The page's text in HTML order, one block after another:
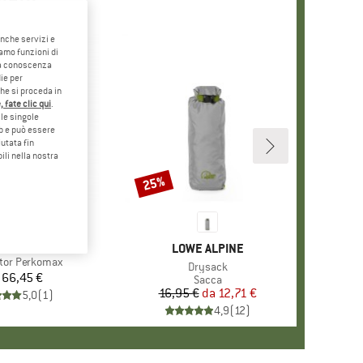
Perkomax
Prezzo
66,45 €
5,0(1)
MARCHIO
LOWE ALPINE
Articolo
Drysack
Gruppo di prodotti
Sacca
Prezzo
16,95 € Prezzo ridotto
da 12,71 €
4,9(12)
Sconto
25%
servizi e
funzioni di
conoscenza
per
si proceda in
fate clic qui.
singole
e può essere
fin
nella nostra